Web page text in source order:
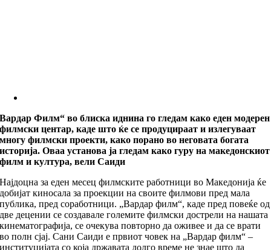
Вардар Филм“ во блиска иднина го гледам како еден модерен
филмски центар, каде што ќе се продуцираат и излегуваат
многу филмски проекти, како порано во неговата богата
историја. Оваа установа ја гледам како гуру на македонскиот
филм и култура, вели Саиди
Најдоцна за еден месец филмските работници во Македонија ќе
добијат киносала за проекции на своите филмови пред мала
публика, пред соработници. „Вардар филм“, каде пред повеќе од
две децении се создавале големите филмски дострели на нашата
кинематографија, се очекува повторно да оживее и да се врати
во полн сјај. Сани Саиди е првиот човек на „Вардар филм“ –
институцијата со која државата долго време не знае што да